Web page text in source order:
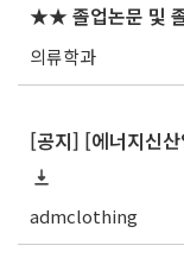
★★ 졸업논문 및
의류학과
admclothing